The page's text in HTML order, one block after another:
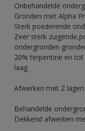
Onbehandelde
Gronden met Alpha
Sterk poederende
Zeer sterk
ondergronden
20% terpentine en
laag.
Afwerken met 2
Behandelde
Dekkend afwerken